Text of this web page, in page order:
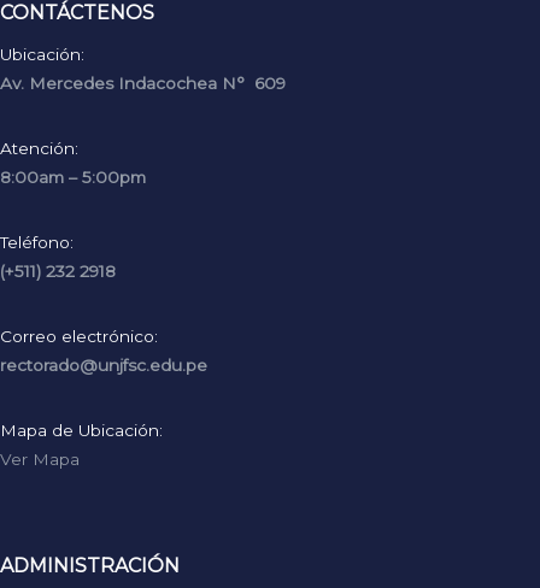
CONTÁCTENOS
Ubicación:
Av. Mercedes Indacochea N° 609
Atención:
8:00am – 5:00pm
Teléfono:
(+511) 232 2918
Correo electrónico:
rectorado@unjfsc.edu.pe
Mapa de Ubicación:
Ver Mapa
ADMINISTRACIÓN